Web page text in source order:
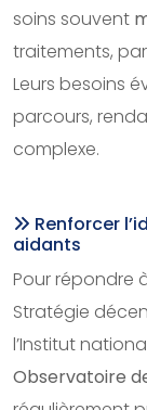
soins souvent
traitements,
Leurs besoins
parcours,
complexe.
Renforcer
aidants
Pour répondre
Stratégie
l’Institut
Observatoire